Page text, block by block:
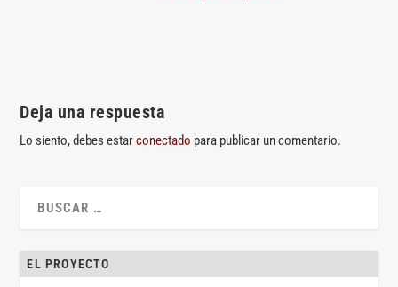
Deja una respuesta
Lo siento, debes estarconectado para publicar un comentario.
EL PROYECTO